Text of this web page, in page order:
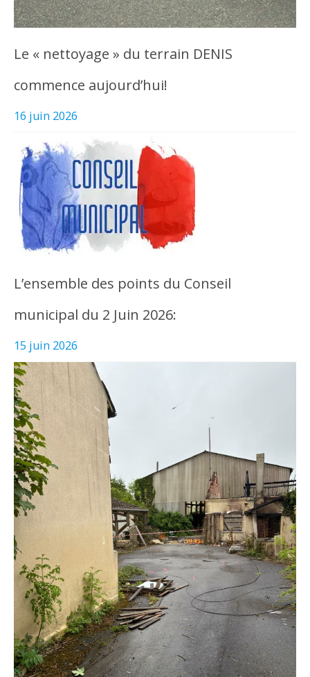
Le « nettoyage » du terrain DENIS
commence aujourd’hui!
16 juin 2026
L’ensemble des points du Conseil
municipal du 2 Juin 2026:
15 juin 2026